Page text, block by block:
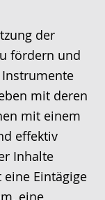
der
fördern und
Instrumente
mit deren
mit einem
effektiv
Inhalte
Eintägige
eine